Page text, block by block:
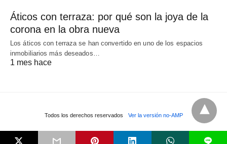
Áticos con terraza: por qué son la joya de la
corona en la obra nueva
Los áticos con terraza se han convertido en uno de los espacios
inmobiliarios más deseados…
1 mes hace
Todos los derechos reservados Ver la versión no-AMP
L